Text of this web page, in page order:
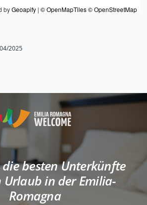
byGeoapify | © OpenMapTiles© OpenStreetMap
2025
die besten Unterkünfte
in der Emilia-
Romagna